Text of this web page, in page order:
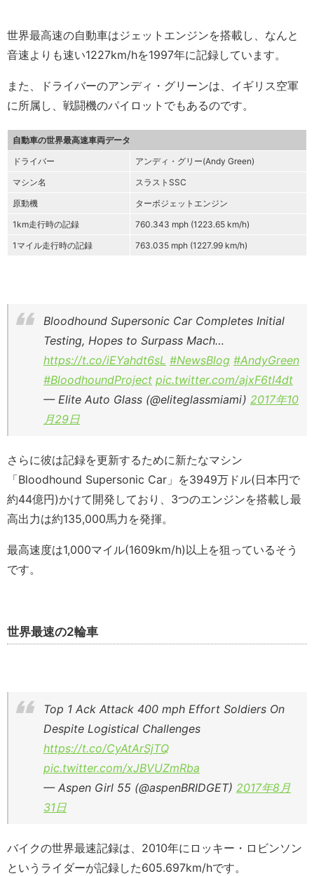
世界最高速の自動車はジェットエンジンを搭載し、なんと
音速よりも速い1227km/hを1997年に記録しています。
また、ドライバーのアンディ・グリーンは、イギリス空軍
に所属し、戦闘機のパイロットでもあるのです。
自動車の世界最高速車両データ
ドライバー
アンディ・グリー(Andy Green)
マシン名
スラストSSC
原動機
ターボジェットエンジン
1km走行時の記録
760.343 mph (1223.65 km/h)
1マイル走行時の記録
763.035 mph (1227.99 km/h)
Bloodhound Supersonic Car Completes Initial
Testing, Hopes to Surpass Mach…
https://t.co/iEYahdt6sL #NewsBlog #AndyGreen
#BloodhoundProject pic.twitter.com/ajxF6tI4dt
— Elite Auto Glass (@eliteglassmiami) 2017年10
月29日
さらに彼は記録を更新するために新たなマシン
「Bloodhound Supersonic Car」を3949万ドル(日本円で
約44億円)かけて開発しており、3つのエンジンを搭載し最
高出力は約135,000馬力を発揮。
最高速度は1,000マイル(1609km/h)以上を狙っているそう
です。
世界最速の2輪車
Top 1 Ack Attack 400 mph Effort Soldiers On
Despite Logistical Challenges
https://t.co/CyAtArSjTQ
pic.twitter.com/xJBVUZmRba
— Aspen Girl 55 (@aspenBRIDGET) 2017年8月
31日
バイクの世界最速記録は、2010年にロッキー・ロビンソン
というライダーが記録した605.697km/hです。